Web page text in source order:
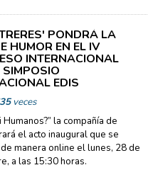
PONDRÁ LA
HUMOR EN EL IV
INTERNACIONAL
EDIS
veces
Humanos?” la compañía de
el acto inaugural que se
manera online el lunes, 28 de
a las 15:30 horas.